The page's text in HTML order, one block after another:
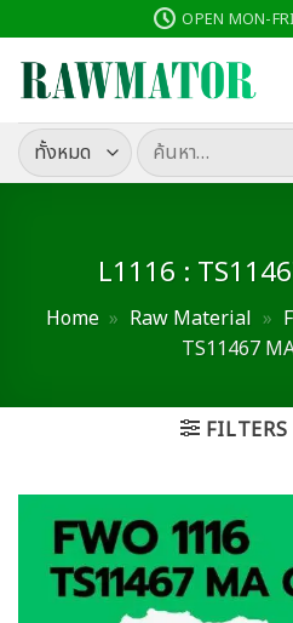
ไป
เนื้อหา
OPEN MON-
ค้นหา:
L1116 :
Home » Raw Material »
TS11467